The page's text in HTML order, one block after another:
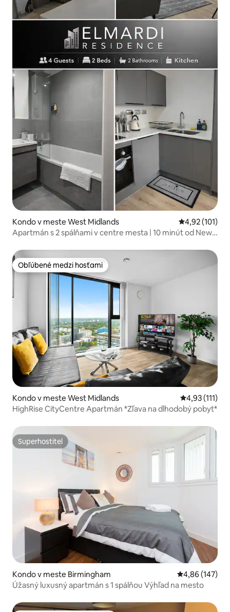
Kondo v meste West Midlands Priemerné
4,92 (101)
Apartmán s 2 spálňami v centre mesta | 10 minút od New
Obľúbené medzi hosťami
Obľúbené medzi hosťami
Kondo v meste West Midlands Priemerné
4,93 (111)
HighRise CityCentre Apartmán *Zľava na dlhodobý pobyt*
Superhostiteľ
Superhostiteľ
Kondo v meste Birmingham Priemerné
4,86 (147)
Úžasný luxusný apartmán s 1 spálňou Výhľad na mesto